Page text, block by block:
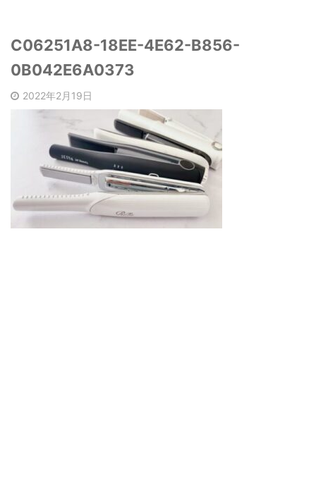
C06251A8-18EE-4E62-B856-
0B042E6A0373
2022年2月19日